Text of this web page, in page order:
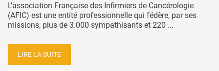
L’association Française des Infirmiers de Cancérologie
(AFIC) est une entité professionnelle qui fédère, par ses
missions, plus de 3.000 sympathisants et 220 ...
LIRE LA SUITE